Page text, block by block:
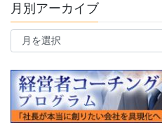
月別アーカイブ
月
ー
カ
イ
ブ